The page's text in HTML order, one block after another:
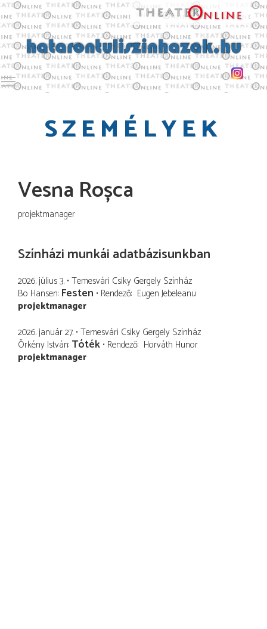
Toggle main menu visibility
SZEMÉLYEK
Vesna Roșca
projektmanager
Színházi munkái adatbázisunkban
2026. július 3. Temesvári Csiky Gergely Színház
Bo Hansen Festen Rendező Eugen Jebeleanu
projektmanager
2026. január 27. Temesvári Csiky Gergely Színház
Örkény István Tóték Rendező Horváth Hunor
projektmanager